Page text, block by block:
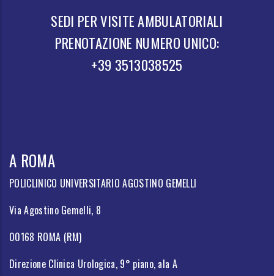
SEDI PER VISITE AMBULATORIALI
PRENOTAZIONE NUMERO UNICO:
+39 3513038525
A ROMA
POLICLINICO UNIVERSITARIO AGOSTINO GEMELLI
Via Agostino Gemelli, 8
00168 ROMA (RM)
Direzione Clinica Urologica, 9° piano, ala A